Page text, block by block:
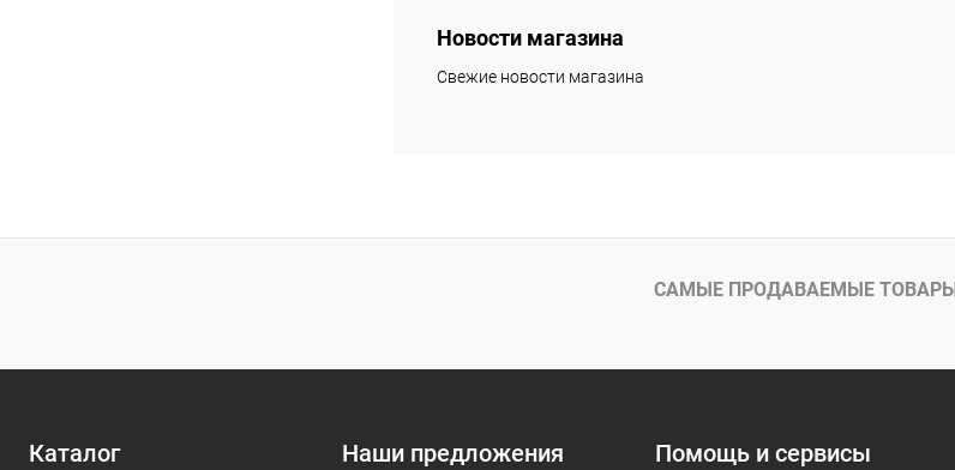
Купить в 1 клик К сравнению
В избранное В наличии
Новости магазина
Свежие новости магазина
САМЫЕ ПРОДАВАЕМЫЕ ТОВАРЫ
Каталог Наши предложения Помощь и сервисы